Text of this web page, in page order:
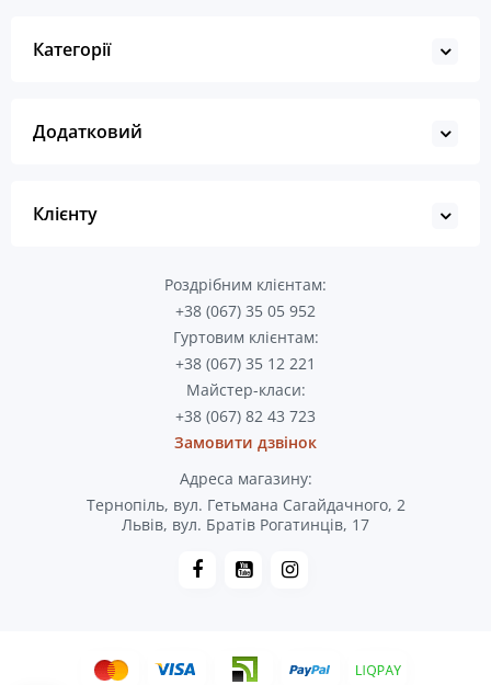
Категорії
Додатковий
Клієнту
Роздрібним клієнтам:
+38 (067) 35 05 952
Гуртовим клієнтам:
+38 (067) 35 12 221
Майстер-класи:
+38 (067) 82 43 723
Замовити дзвінок
Адреса магазину:
Тернопіль, вул. Гетьмана Сагайдачного, 2
Львів, вул. Братів Рогатинців, 17